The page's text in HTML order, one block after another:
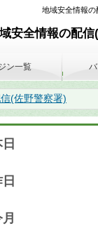
地域安全情報
安全情報の配
(佐野警察署)
ン一覧